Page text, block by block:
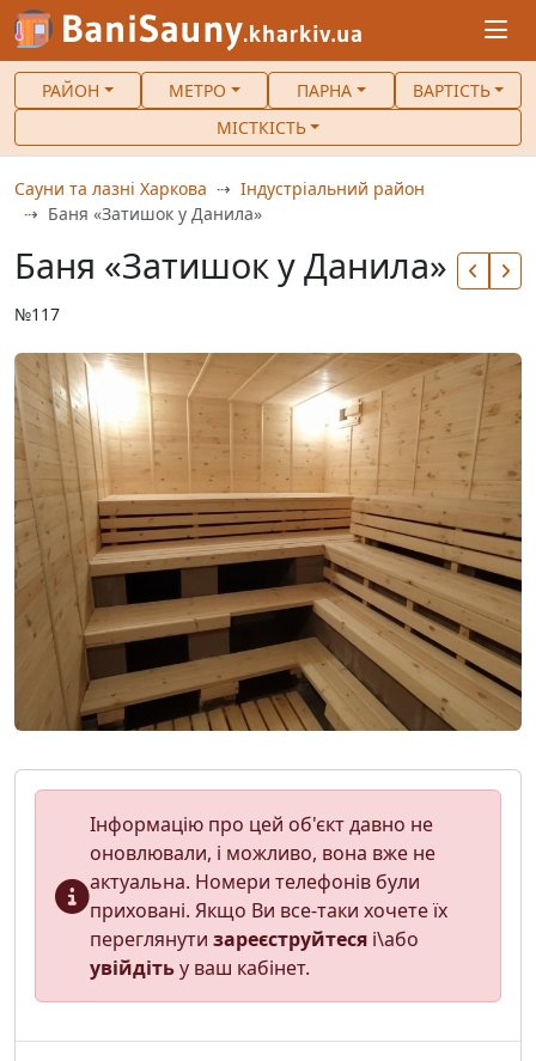
РАЙОН МЕТРО ПАРНА
ВАРТІСТЬ
МІСТКІСТЬ
Сауни та лазні Харкова
Індустріальний район
Баня «Затишок у Данила»
Баня «Затишок у Данила»
№117
Інформацію про цей об'єкт давно не
оновлювали, і можливо, вона вже не
актуальна. Номери телефонів були
приховані. Якщо Ви все-таки хочете їх
переглянути зареєструйтеся і\або
увійдітьу ваш кабінет.